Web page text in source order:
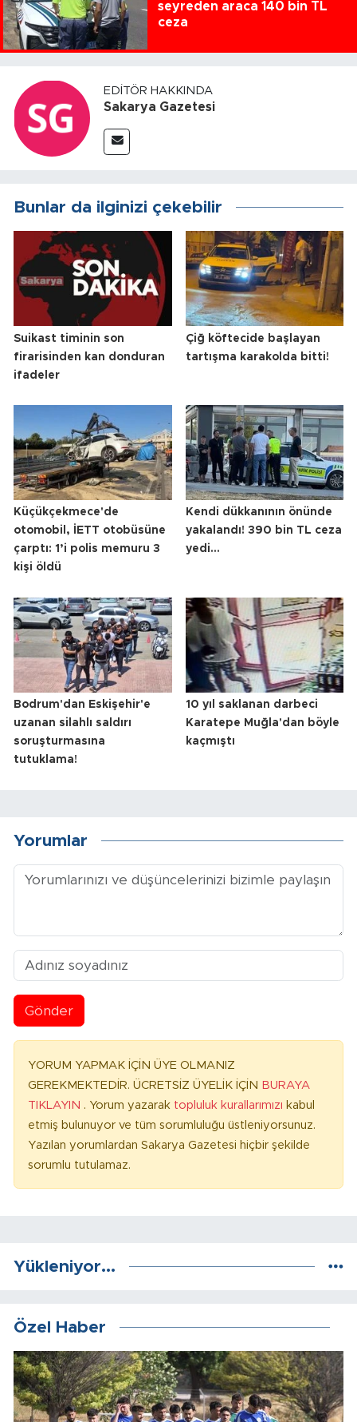
seyreden araca 140 bin TL
ceza
EDITÖR HAKKINDA
Sakarya Gazetesi
Bunlar da ilginizi çekebilir
Suikast timinin son
firarisinden kan donduran
ifadeler
Çiğ köftecide başlayan
tartışma karakolda bitti!
Küçükçekmece'de
otomobil, İETT otobüsüne
çarptı: 1’i polis memuru 3
kişi öldü
Kendi dükkanının önünde
yakalandı! 390 bin TL ceza
yedi...
Bodrum'dan Eskişehir'e
uzanan silahlı saldırı
soruşturmasına
tutuklama!
10 yıl saklanan darbeci
Karatepe Muğla'dan böyle
kaçmıştı
Yorumlar
Gönder
YORUM YAPMAK İÇİN ÜYE OLMANIZ
GEREKMEKTEDİR. ÜCRETSİZ ÜYELİK İÇİN BURAYA
TIKLAYIN . Yorum yazarak topluluk kurallarımızı kabul
etmiş bulunuyor ve tüm sorumluluğu üstleniyorsunuz.
Yazılan yorumlardan Sakarya Gazetesi hiçbir şekilde
sorumlu tutulamaz.
Yükleniyor...
Özel Haber